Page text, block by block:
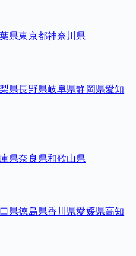
県東京都神奈川県
県長野県岐阜県静岡県愛知
県奈良県和歌山県
県徳島県香川県愛媛県高知